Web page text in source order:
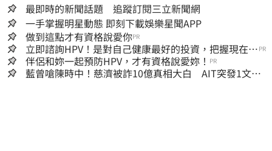
最即時的新聞話題 追蹤訂閱三立新聞網
一手掌握明星動態 即刻下載娛樂星聞APP
做到這點才有資格說愛你PR
立即諮詢HPV！是對自己健康最好的投資，把握現在不
嫌晚！
PR
伴侶和妳一起預防HPV，才有資格說愛妳！ PR
藍曾嗆陳時中！慈濟被詐10億真相大白 AIT突發1文酸